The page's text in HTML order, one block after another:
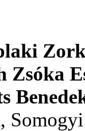
Zsóka